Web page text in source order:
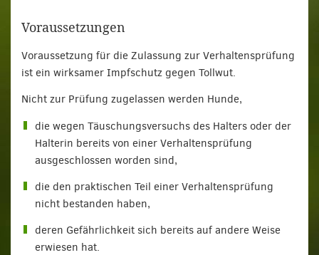
Voraussetzungen
Voraussetzung für die Zulassung zur Verhaltensprüfung
ist ein wirksamer Impfschutz gegen Tollwut.
Nicht zur Prüfung zugelassen werden Hunde,
die wegen Täuschungsversuchs des Halters oder der
Halterin bereits von einer Verhaltensprüfung
ausgeschlossen worden sind,
die den praktischen Teil einer Verhaltensprüfung
nicht bestanden haben,
deren Gefährlichkeit sich bereits auf andere Weise
erwiesen hat.